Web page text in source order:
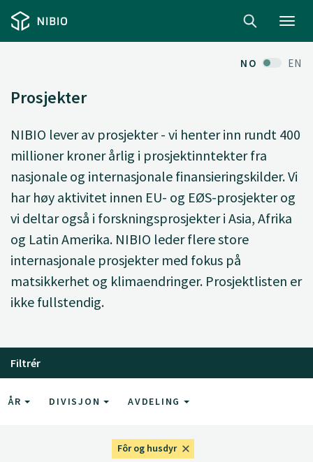
NO EN
Prosjekter
NIBIO lever av prosjekter - vi henter inn rundt 400
millioner kroner årlig i prosjektinntekter fra
nasjonale og internasjonale finansieringskilder. Vi
har høy aktivitet innen EU- og EØS-prosjekter og
vi deltar også i forskningsprosjekter i Asia, Afrika
og Latin Amerika. NIBIO leder flere store
internasjonale prosjekter med fokus på
matsikkerhet og klimaendringer. Prosjektlisten er
ikke fullstendig.
Filtrér
ÅR DIVISJON AVDELING
Fôr og husdyr